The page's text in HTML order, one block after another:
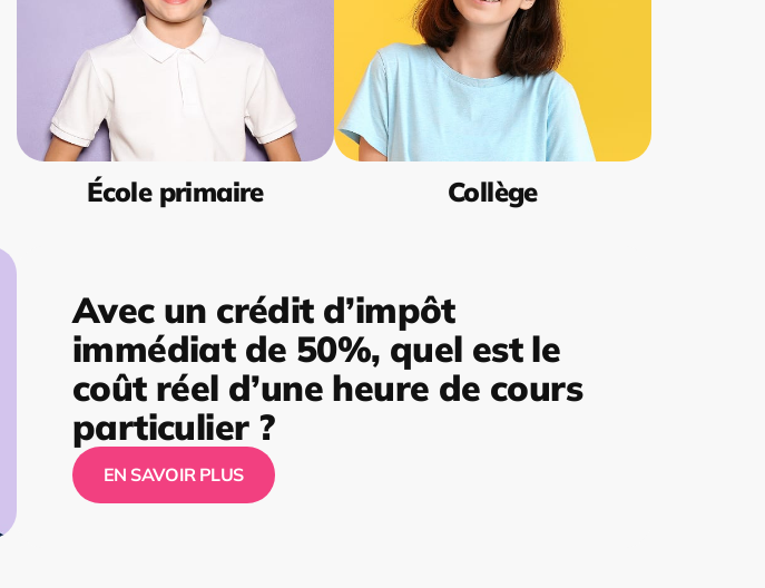
École primaire Collège
Avec un crédit d’impôt
immédiat de 50%, quel est le
coût réel d’une heure de cours
particulier ?
EN SAVOIR PLUS